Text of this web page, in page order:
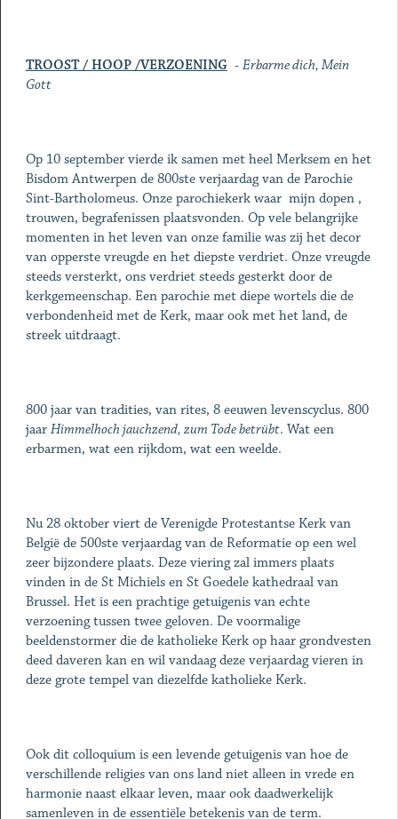
TROOST / HOOP /VERZOENING- Erbarme dich, Mein
Gott
Op 10 september vierde ik samen met heel Merksem en het
Bisdom Antwerpen de 800ste verjaardag van de Parochie
Sint-Bartholomeus. Onze parochiekerk waar mijn dopen ,
trouwen, begrafenissen plaatsvonden. Op vele belangrijke
momenten in het leven van onze familie was zij het decor
van opperste vreugde en het diepste verdriet. Onze vreugde
steeds versterkt, ons verdriet steeds gesterkt door de
kerkgemeenschap. Een parochie met diepe wortels die de
verbondenheid met de Kerk, maar ook met het land, de
streek uitdraagt.
800 jaar van tradities, van rites, 8 eeuwen levenscyclus. 800
jaar Himmelhoch jauchzend, zum Tode betrübt. Wat een
erbarmen, wat een rijkdom, wat een weelde.
Nu 28 oktober viert de Verenigde Protestantse Kerk van
België de 500ste verjaardag van de Reformatie op een wel
zeer bijzondere plaats. Deze viering zal immers plaats
vinden in de St Michiels en St Goedele kathedraal van
Brussel. Het is een prachtige getuigenis van echte
verzoening tussen twee geloven. De voormalige
beeldenstormer die de katholieke Kerk op haar grondvesten
deed daveren kan en wil vandaag deze verjaardag vieren in
deze grote tempel van diezelfde katholieke Kerk.
Ook dit colloquium is een levende getuigenis van hoe de
verschillende religies van ons land niet alleen in vrede en
harmonie naast elkaar leven, maar ook daadwerkelijk
samenleven in de essentiële betekenis van de term.